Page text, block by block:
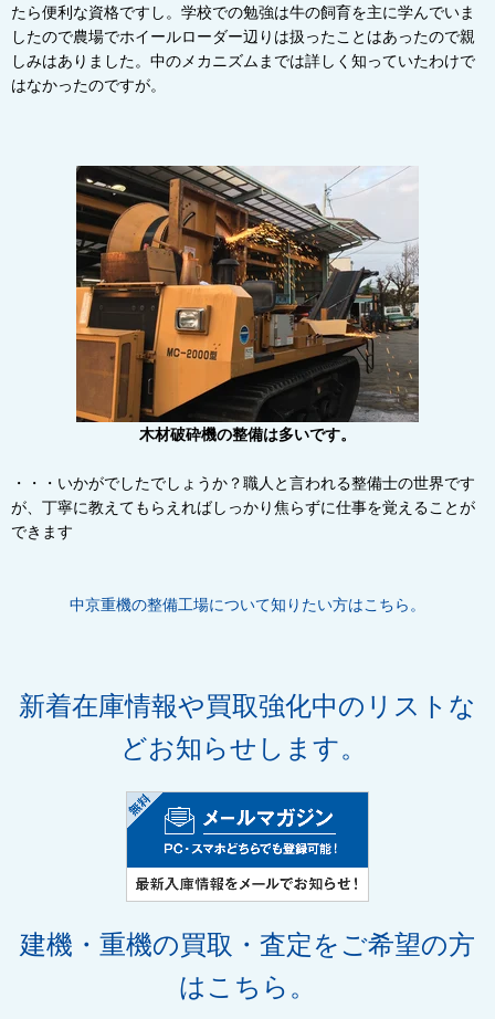
たら便利な資格ですし。学校での勉強は牛の飼育を主に学んでいま
したので農場でホイールローダー辺りは扱ったことはあったので親
しみはありました。中のメカニズムまでは詳しく知っていたわけで
はなかったのですが。
木材破砕機の整備は多いです。
・・・いかがでしたでしょうか？職人と言われる整備士の世界です
が、丁寧に教えてもらえればしっかり焦らずに仕事を覚えることが
できます
中京重機の整備工場について知りたい方はこちら。
新着在庫情報や買取強化中のリストな
どお知らせします。
建機・重機の買取・査定をご希望の方
はこちら。